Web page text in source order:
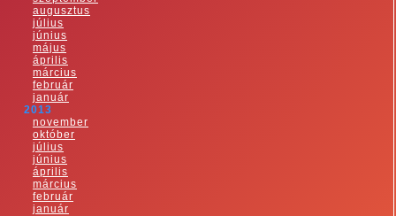
augusztus
július
június
május
április
március
február
január
2013
november
október
július
június
április
március
február
január